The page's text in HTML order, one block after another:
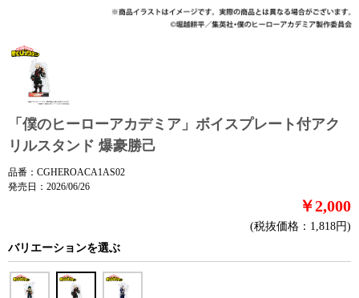
「僕のヒーローアカデミア」ボイスプレート付アク
リルスタンド 爆豪勝己
品番：CGHEROACA1AS02
発売日：2026/06/26
￥2,000
(税抜価格：1,818円)
バリエーションを選ぶ